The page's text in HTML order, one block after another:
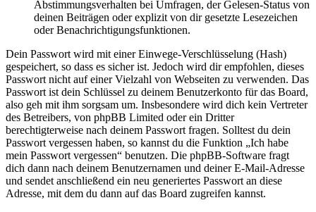
Abstimmungsverhalten bei Umfragen, der Gelesen-Status von
deinen Beiträgen oder explizit von dir gesetzte Lesezeichen
oder Benachrichtigungsfunktionen.
Dein Passwort wird mit einer Einwege-Verschlüsselung (Hash)
gespeichert, so dass es sicher ist. Jedoch wird dir empfohlen, dieses
Passwort nicht auf einer Vielzahl von Webseiten zu verwenden. Das
Passwort ist dein Schlüssel zu deinem Benutzerkonto für das Board,
also geh mit ihm sorgsam um. Insbesondere wird dich kein Vertreter
des Betreibers, von phpBB Limited oder ein Dritter
berechtigterweise nach deinem Passwort fragen. Solltest du dein
Passwort vergessen haben, so kannst du die Funktion „Ich habe
mein Passwort vergessen“ benutzen. Die phpBB-Software fragt
dich dann nach deinem Benutzernamen und deiner E-Mail-Adresse
und sendet anschließend ein neu generiertes Passwort an diese
Adresse, mit dem du dann auf das Board zugreifen kannst.